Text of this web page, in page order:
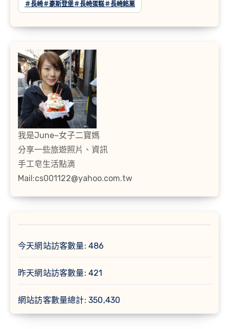
＃長崎＃豪斯登堡＃長崎蛋糕＃長崎銘菓
我是June~女子二寶媽
分享一些旅遊照片、資訊
手工皂生活點滴
Mail:cs001122@yahoo.com.tw
今天網站訪客數量: 486
昨天網站訪客數量: 421
網站訪客數量總計: 350,430